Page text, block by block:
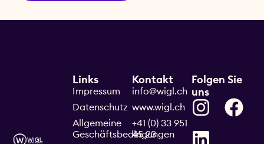
Kontakt
info@wigl.ch
www.wigl.ch
+41 (0) 33 951
45 23
Links
Impressum
Datenschutz
Allgemeine
Geschäftsbedingungen
Folgen Sie
uns